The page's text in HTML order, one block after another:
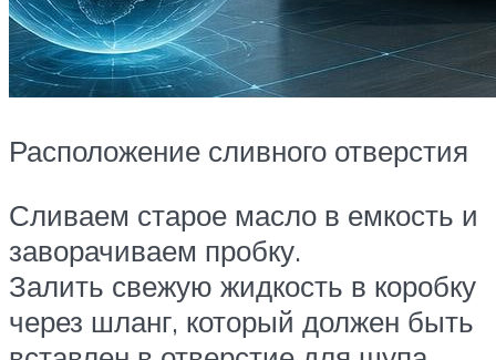
Расположение сливного отверстия
Сливаем старое масло в емкость и
заворачиваем пробку.
Залить свежую жидкость в коробку
через шланг, который должен быть